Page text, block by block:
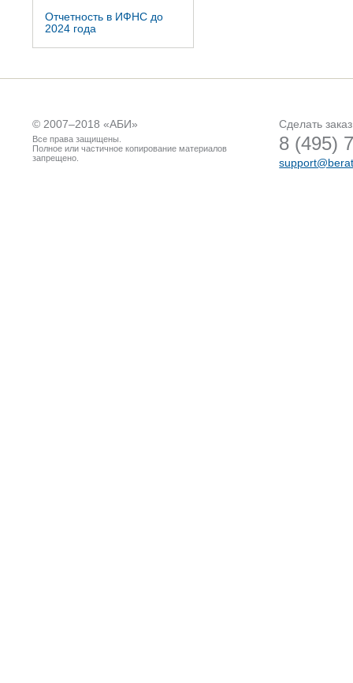
Отчетность в ИФНС до
2024 года
© 2007–2018 «АБИ»
Все права защищены.
Полное или частичное копирование материалов
запрещено.
Сделать
8 (495)